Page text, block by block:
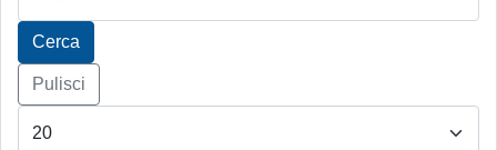
Cerca
Pulisci